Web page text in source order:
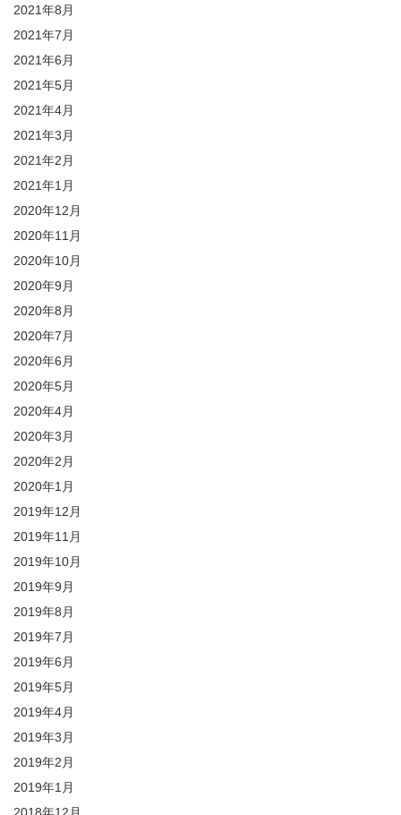
2021年8月
2021年7月
2021年6月
2021年5月
2021年4月
2021年3月
2021年2月
2021年1月
2020年12月
2020年11月
2020年10月
2020年9月
2020年8月
2020年7月
2020年6月
2020年5月
2020年4月
2020年3月
2020年2月
2020年1月
2019年12月
2019年11月
2019年10月
2019年9月
2019年8月
2019年7月
2019年6月
2019年5月
2019年4月
2019年3月
2019年2月
2019年1月
2018年12月